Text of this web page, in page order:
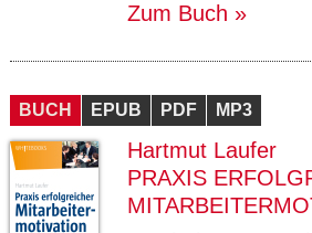
Zum Buch
BUCH EPUB PDF MP3
Hartmut Laufer
PRAXIS